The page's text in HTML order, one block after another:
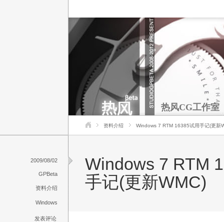
热风CG工作室
资料介绍 Windows 7 RTM 16385试用手记(更新
Windows 7 RTM
手记(更新WMC)
2009/08/02
GPBeta
资料介绍
Windows
发表评论